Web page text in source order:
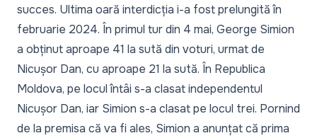
succes. Ultima oară interdicția i-a fost prelungită în
februarie 2024. În primul tur din 4 mai, George Simion
a obținut aproape 41 la sută din voturi, urmat de
Nicușor Dan, cu aproape 21 la sută. În Republica
Moldova, pe locul întâi s-a clasat independentul
Nicușor Dan, iar Simion s-a clasat pe locul trei. Pornind
de la premisa că va fi ales, Simion a anunțat că prima